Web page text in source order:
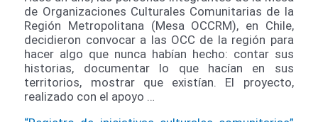
de Organizaciones Culturales Comunitarias de la
Región Metropolitana (Mesa OCCRM), en Chile,
decidieron convocar a las OCC de la región para
hacer algo que nunca habían hecho: contar sus
historias, documentar lo que hacían en sus
territorios, mostrar que existían. El proyecto,
realizado con el apoyo …